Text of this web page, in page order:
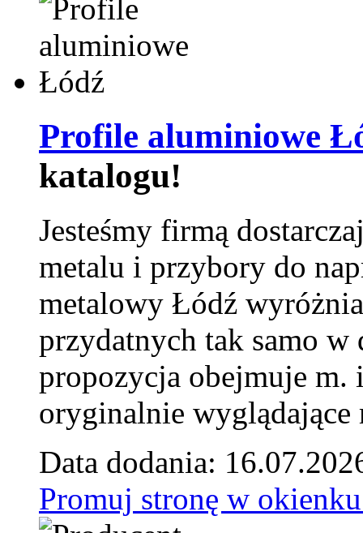
Profile aluminiowe
katalogu!
Jesteśmy firmą
metalu i przybory do
metalowy Łódź
przydatnych tak samo w
propozycja obejmuje m.
oryginalnie wyglądające
Data dodania:
Promuj stronę w